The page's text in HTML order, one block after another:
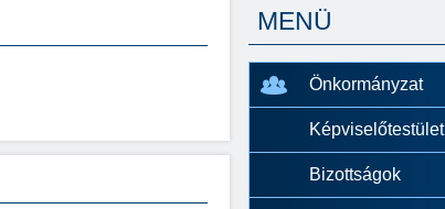
MENÜ
Önkormányzat
Képviselőtestület
Bizottságok